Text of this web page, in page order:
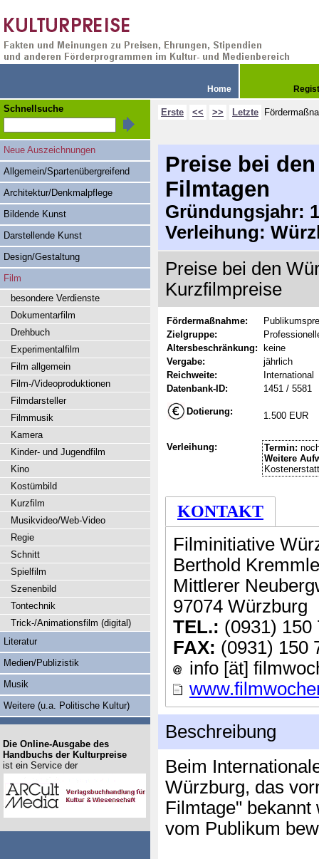
Home
Erste << >> Letzte
Preise bei
Filmtagen
Gründungsjahr:
Verleihung:
Preise bei den
Kurzfilmpreise
Fördermaßnahme:
Zielgruppe:
Altersbeschränkung:
keine
Vergabe:
jährlich
Reichweite:
International
Datenbank-ID:
1451 / 5581
Dotierung: 1.500 EUR
Verleihung: Termin:
Weitere
KONTAKT
Filminitiative
Berthold
Mittlerer
97074 Würzburg
TEL.: (0931) 150
FAX: (0931) 150
info [ät]
Beschreibung
Beim
Würzburg, das
Filmtage"
vom Publikum
Schnellsuche
Neue Auszeichnungen
Allgemein/Spartenübergreifend
Architektur/Denkmalpflege
Bildende Kunst
Darstellende Kunst
Design/Gestaltung
Film
besondere Verdienste
Dokumentarfilm
Drehbuch
Experimentalfilm
Film allgemein
Film-/Videoproduktionen
Filmdarsteller
Filmmusik
Kamera
Kinder- und Jugendfilm
Kino
Kostümbild
Kurzfilm
Musikvideo/Web-Video
Regie
Schnitt
Spielfilm
Szenenbild
Tontechnik
Trick-/Animationsfilm (digital)
Literatur
Medien/Publizistik
Musik
Weitere (u.a. Politische Kultur)
Die Online-Ausgabe des
Handbuchs der Kulturpreise
ist ein Service der